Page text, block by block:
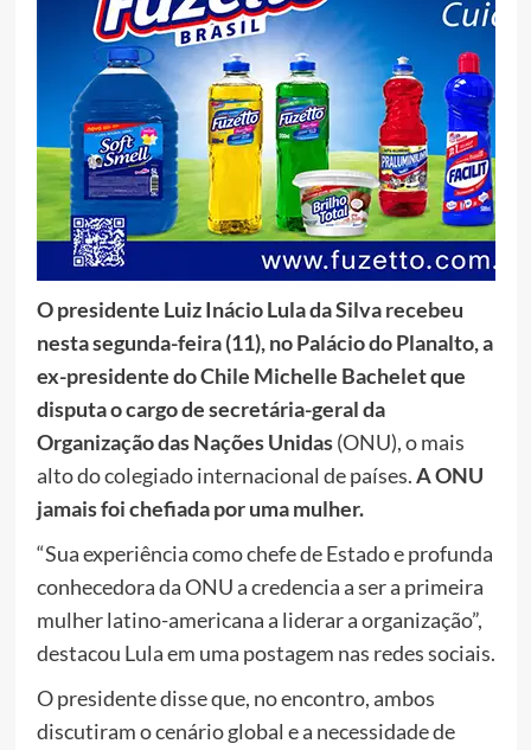
O presidente Luiz Inácio Lula da Silva recebeu
nesta segunda-feira (11), no Palácio do Planalto, a
ex-presidente do Chile Michelle Bachelet que
disputa o cargo de secretária-geral da
Organização das Nações Unidas(ONU), o mais
alto do colegiado internacional de países.A ONU
jamais foi chefiada por uma mulher.
“Sua experiência como chefe de Estado e profunda
conhecedora da ONU a credencia a ser a primeira
mulher latino-americana a liderar a organização”,
destacou Lula em uma postagem nas redes sociais.
O presidente disse que, no encontro, ambos
discutiram o cenário global e a necessidade de